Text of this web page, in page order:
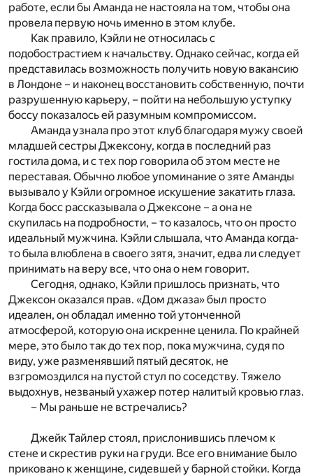
работе, если бы Аманда не настояла на том, чтобы она
провела первую ночь именно в этом клубе.
Как правило, Кэйли не относилась с
подобострастием к начальству. Однако сейчас, когда ей
представилась возможность получить новую вакансию
в Лондоне – и наконец восстановить собственную, почти
разрушенную карьеру, – пойти на небольшую уступку
боссу показалось ей разумным компромиссом.
Аманда узнала про этот клуб благодаря мужу своей
младшей сестры Джексону, когда в последний раз
гостила дома, и с тех пор говорила об этом месте не
переставая. Обычно любое упоминание о зяте Аманды
вызывало у Кэйли огромное искушение закатить глаза.
Когда босс рассказывала о Джексоне – а она не
скупилась на подробности, – то казалось, что он просто
идеальный мужчина. Кэйли слышала, что Аманда когда-
то была влюблена в своего зятя, значит, едва ли следует
принимать на веру все, что она о нем говорит.
Сегодня, однако, Кэйли пришлось признать, что
Джексон оказался прав. «Дом джаза» был просто
идеален, он обладал именно той утонченной
атмосферой, которую она искренне ценила. По крайней
мере, это было так до тех пор, пока мужчина, судя по
виду, уже разменявший пятый десяток, не
взгромоздился на пустой стул по соседству. Тяжело
выдохнув, незваный ухажер потер налитый кровью глаз.
– Мы раньше не встречались?
Джейк Тайлер стоял, прислонившись плечом к
стене и скрестив руки на груди. Все его внимание было
приковано к женщине, сидевшей у барной стойки. Когда